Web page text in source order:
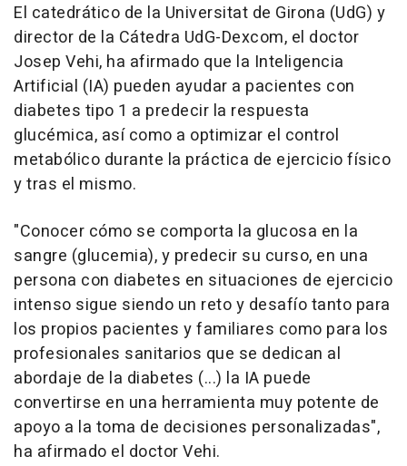
El catedrático de la Universitat de Girona (UdG) y
director de la Cátedra UdG-Dexcom, el doctor
Josep Vehi, ha afirmado que la Inteligencia
Artificial (IA) pueden ayudar a pacientes con
diabetes tipo 1 a predecir la respuesta
glucémica, así como a optimizar el control
metabólico durante la práctica de ejercicio físico
y tras el mismo.
"Conocer cómo se comporta la glucosa en la
sangre (glucemia), y predecir su curso, en una
persona con diabetes en situaciones de ejercicio
intenso sigue siendo un reto y desafío tanto para
los propios pacientes y familiares como para los
profesionales sanitarios que se dedican al
abordaje de la diabetes (...) la IA puede
convertirse en una herramienta muy potente de
apoyo a la toma de decisiones personalizadas",
ha afirmado el doctor Vehi.